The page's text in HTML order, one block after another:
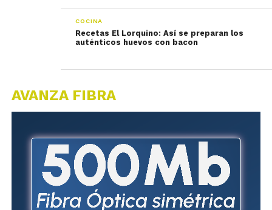
COCINA
Recetas El Lorquino: Así se preparan los
auténticos huevos con bacon
AVANZA FIBRA